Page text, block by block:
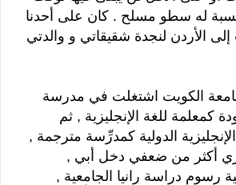
له سطو مسلح . كان على أحدنا
إلى الأردن لنجدة شقيقاتي و والدتي
الكويت اشتغلت في مدرسة
كمعلمة للغة الإنجليزية , ثم
الدولية كمدرِّسة مترجمة ,
أكثر من ضعفي دخل أبي ,
دراسة رانيا الجامعية ,